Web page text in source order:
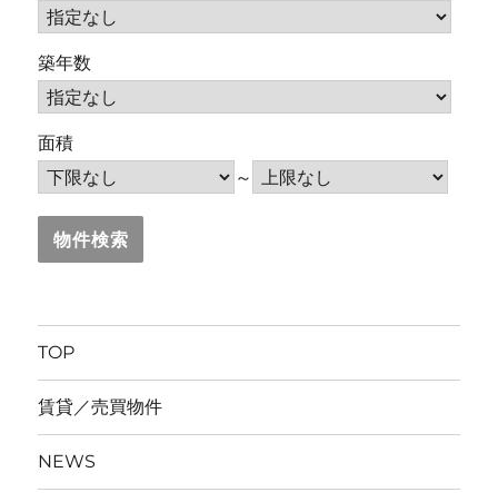
築年数
面積
～
TOP
賃貸／売買物件
NEWS